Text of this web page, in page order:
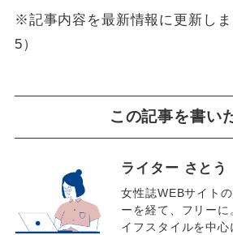
※記事内容を最新情報に更新し
5）
この記事を書い
ライター さとう
女性誌WEBサイト
ーを経て、フリー
イフスタイルを中